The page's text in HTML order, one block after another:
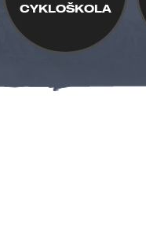
CYKLOŠKOLA